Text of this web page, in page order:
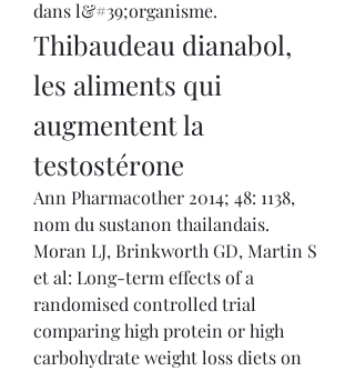
dans l&#39;organisme.
Thibaudeau dianabol,
les aliments qui
augmentent la
testostérone
Ann Pharmacother 2014; 48: 1138,
nom du sustanon thailandais.
Moran LJ, Brinkworth GD, Martin S
et al: Long-term effects of a
randomised controlled trial
comparing high protein or high
carbohydrate weight loss diets on